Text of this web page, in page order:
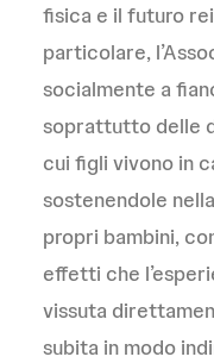
fisica e il futuro
particolare,
socialmente a
soprattutto delle
cui figli vivono in
sostenendole
propri bambini,
effetti che
vissuta
subita in modo